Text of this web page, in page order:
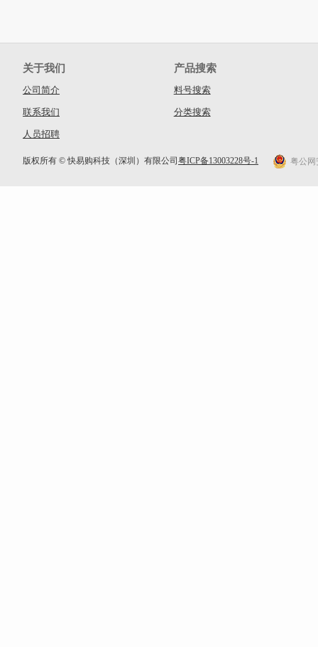
关于我们
公司简介
联系我们
人员招聘
产品搜索
料号搜索
分类搜索
版权所有 © 快易购科技（深圳）有限公司 粤ICP备13003228号-1 粤公网